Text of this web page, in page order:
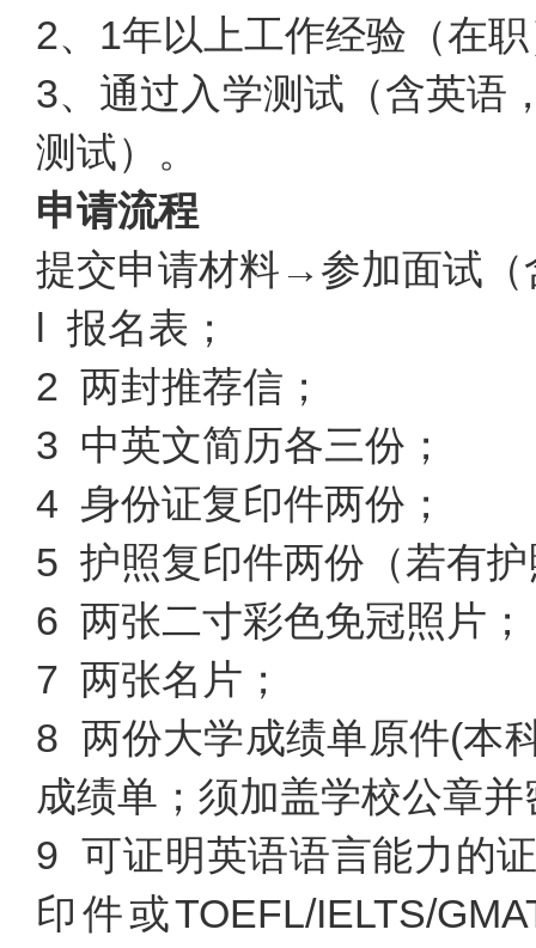
2、1年以上工作经验（在
3、通过入学测试（含英语
测试）。
申请流程
提交申请材料→参加面试（
l 报名表；
2 两封推荐信；
3 中英文简历各三份；
4 身份证复印件两份；
5 护照复印件两份（若有
6 两张二寸彩色免冠照片；
7 两张名片；
8 两份大学成绩单原件(本
成绩单；须加盖学校公章并
9 可证明英语语言能力的
印件或TOEFL/IELTS/